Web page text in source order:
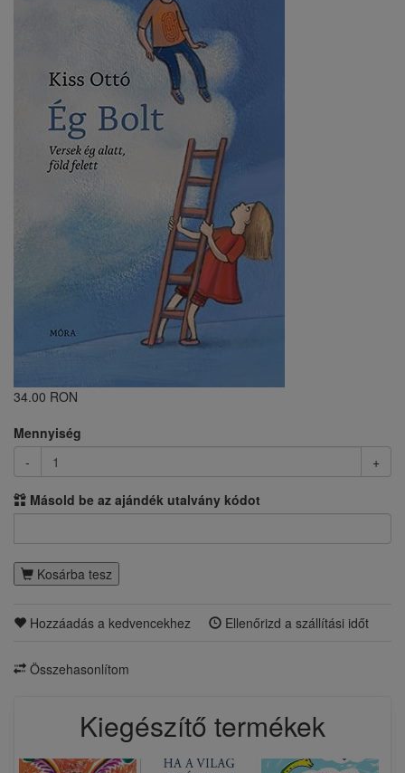
34.00 RON
Mennyiség
-
+
Másold be az ajándék utalvány kódot
Kosárba tesz
Hozzáadás a kedvencekhez Ellenőrizd a szállítási időt
Összehasonlítom
Kiegészítő termékek